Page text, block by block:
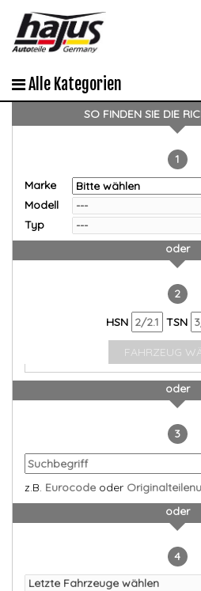
Alle Kategorien
SO FINDEN SIE DIE
1
Marke
Modell
Typ
oder
2
HSN
TSN
FAHRZEUG
oder
3
z.B. Eurocode oder
oder
4